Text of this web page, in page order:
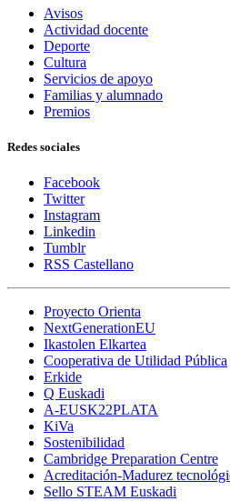
Avisos
Actividad docente
Deporte
Cultura
Servicios de apoyo
Familias y alumnado
Premios
Redes sociales
Facebook
Twitter
Instagram
Linkedin
Tumblr
RSS Castellano
Proyecto Orienta
NextGenerationEU
Ikastolen Elkartea
Cooperativa de Utilidad Pública
Erkide
Q Euskadi
A-EUSK22PLATA
KiVa
Sostenibilidad
Cambridge Preparation Centre
Acreditación-Madurez
Sello STEAM Euskadi